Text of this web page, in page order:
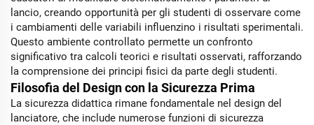
lancio, creando opportunità per gli studenti di osservare come
i cambiamenti delle variabili influenzino i risultati sperimentali.
Questo ambiente controllato permette un confronto
significativo tra calcoli teorici e risultati osservati, rafforzando
la comprensione dei principi fisici da parte degli studenti.
Filosofia del Design con la Sicurezza Prima
La sicurezza didattica rimane fondamentale nel design del
lanciatore, che include numerose funzioni di sicurezza